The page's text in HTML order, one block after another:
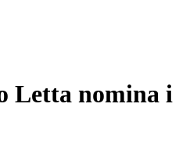
Letta nomina i